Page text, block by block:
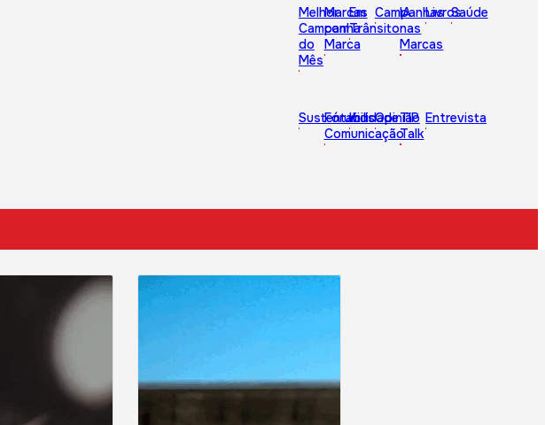
Melhor
Campanha
do
Mês
Marcas
com
Marca
Em
Trânsito
Campanhas
IA
nas
Marcas
LivrosSaúde
Sustentabilidade
Fórum
Comunicação
KidsOpinião
TIP
Talk
Entrevista